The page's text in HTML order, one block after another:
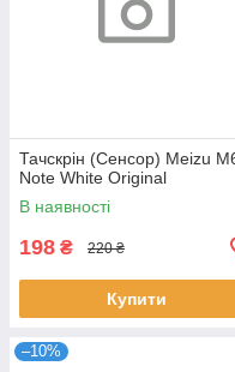
Тачскрін (Сенсор) Meizu
Note White Original
В наявності
198 ₴ 220 ₴
Купити
–10%